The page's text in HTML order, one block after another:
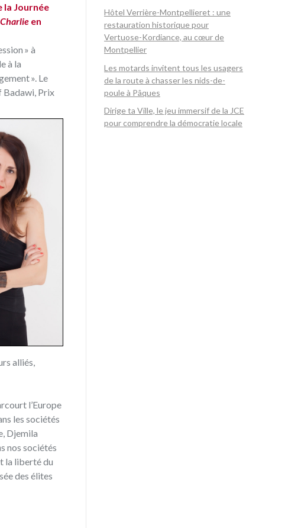
la Journée
en
» à
à la
». Le
Badawi, Prix
alliés,
l’Europe
les sociétés
Djemila
nos sociétés
la liberté du
des élites
Hôtel Verrière-Montpellieret : une
restauration historique pour
Vertuose-Kordiance, au cœur de
Montpellier
Les motards invitent tous les usagers
de la route à chasser les nids-de-
poule à Pâques
Dirige ta Ville, le jeu immersif de la JCE
pour comprendre la démocratie locale